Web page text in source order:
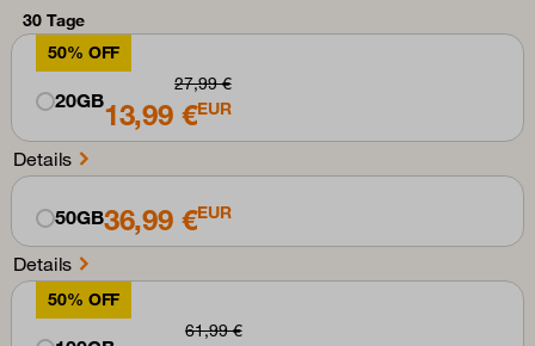
30 Tage
50% OFF
20GB
27,99 €
13,99 €EUR
Details
50GB36,99 €EUR
Details
50% OFF
61,99 €